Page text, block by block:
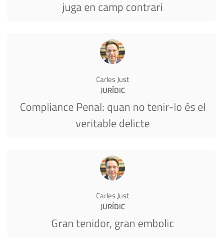
juga en camp contrari
Carles Just
JURÍDIC
Compliance Penal: quan no tenir-lo és el
veritable delicte
Carles Just
JURÍDIC
Gran tenidor, gran embolic